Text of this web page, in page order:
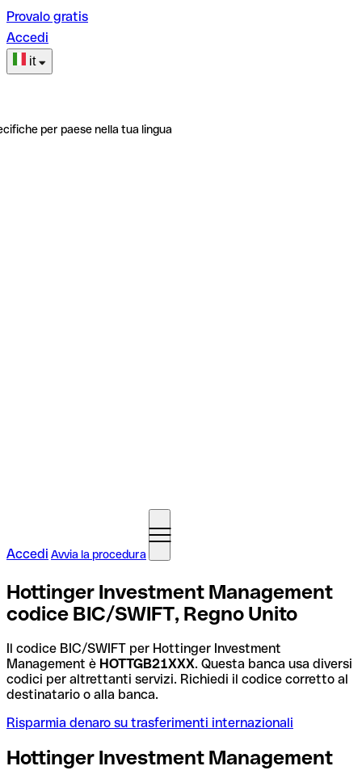
Provalo gratis
Accedi
it
per paese nella tua lingua
Accedi Avvia la procedura
Hottinger Investment Management
codice BIC/SWIFT, Regno Unito
Il codice BIC/SWIFT per Hottinger Investment
Management è HOTTGB21XXX. Questa banca usa diversi
codici per altrettanti servizi. Richiedi il codice corretto al
destinatario o alla banca.
Risparmia denaro su trasferimenti internazionali
Hottinger Investment Management